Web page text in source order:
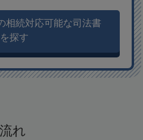
相続対応可能な司法書
探す
れ